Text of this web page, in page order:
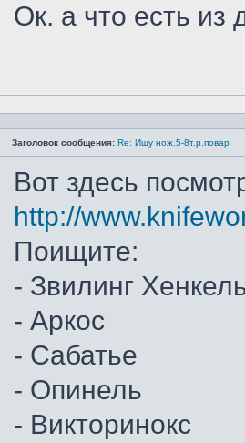
Ок. а что есть из
Заголовок сообщения: Re: Ищу нож.5-8т.р.повар
Вот здесь
http://
Поищите:
- Звилинг
- Аркос
- Сабатье
- Опинель
- Викторинокс